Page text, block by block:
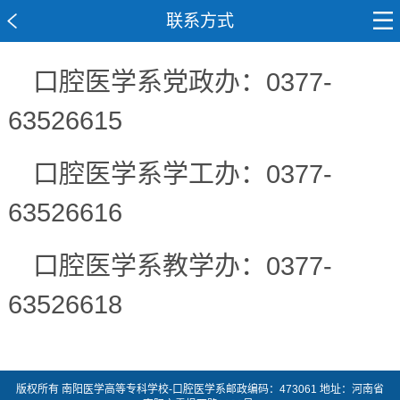
联系方式
口腔医学系党政办：0377-
63526615
口腔医学系学工办：0377-
63526616
口腔医学系教学办：0377-
63526618
版权所有 南阳医学高等专科学校-口腔医学系邮政编码：473061 地址：河南省